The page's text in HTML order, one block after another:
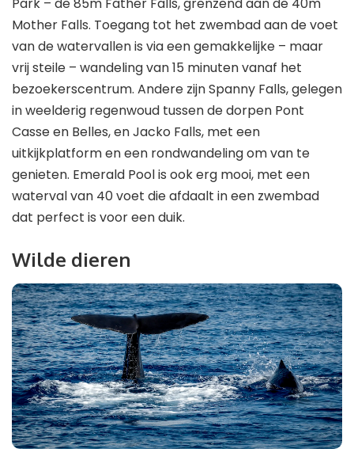
Mother Falls. Toegang tot het zwembad aan de voet
van de watervallen is via een gemakkelijke – maar
vrij steile – wandeling van 15 minuten vanaf het
bezoekerscentrum. Andere zijn Spanny Falls, gelegen
in weelderig regenwoud tussen de dorpen Pont
Casse en Belles, en Jacko Falls, met een
uitkijkplatform en een rondwandeling om van te
genieten. Emerald Pool is ook erg mooi, met een
waterval van 40 voet die afdaalt in een zwembad
dat perfect is voor een duik.
Wilde dieren